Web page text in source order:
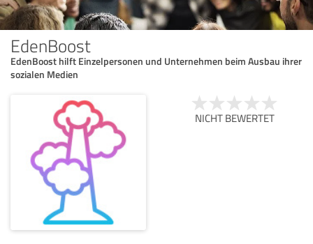
EdenBoost
EdenBoost hilft Einzelpersonen und Unternehmen beim Ausbau ihrer
sozialen Medien
NICHT BEWERTET